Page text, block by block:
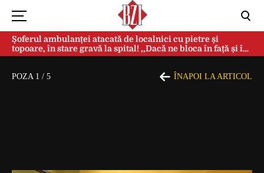
Șoferul ambulanței atacată de localnici cu pietre și
topoare, în stare gravă la spital! ,,Dacă ne bloca în față și în
spate, ne omorau…”
POZA 1 / 5 ÎNAPOI LA ARTICOL